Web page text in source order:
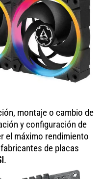
montaje o cambio de
y configuración de
el máximo rendimiento
de placas
.